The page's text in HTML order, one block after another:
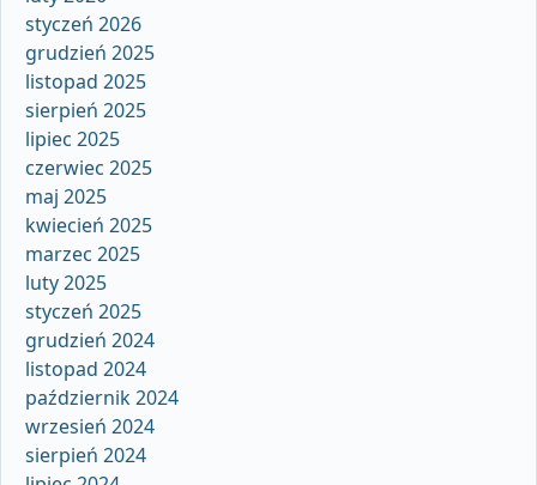
styczeń 2026
grudzień 2025
listopad 2025
sierpień 2025
lipiec 2025
czerwiec 2025
maj 2025
kwiecień 2025
marzec 2025
luty 2025
styczeń 2025
grudzień 2024
listopad 2024
październik 2024
wrzesień 2024
sierpień 2024